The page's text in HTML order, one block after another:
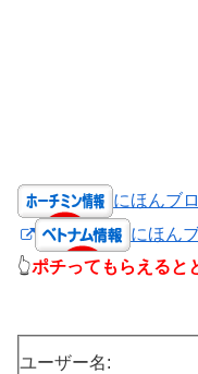
にほんブ
にほん
👆ポチってもらえると
ユーザー名: